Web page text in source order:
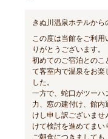
きぬ川温泉ホテルから
この度は当館をご利
りがとうございます。
初めてのご宿泊とのこ
て客室内で温泉をお楽
した。
一方で、蛇口がツーハ
力、窓の建付け、館
けし申し訳ございま
けて検討を進めてまい
ご朝食につきまして